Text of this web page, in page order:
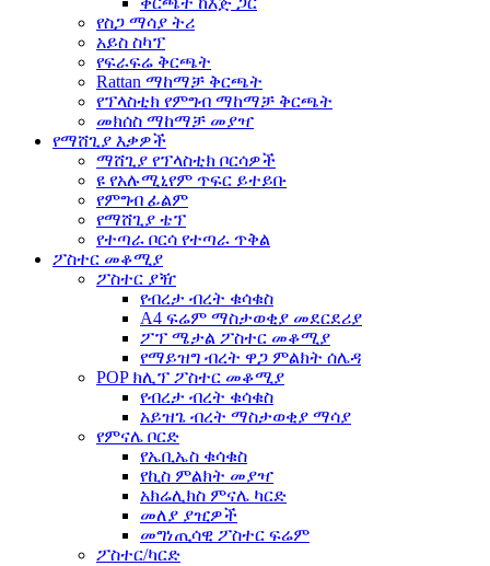
የስጋ ማሳያ ትሪ
አይስ ስካፕ
የፍራፍሬ ቅርጫት
Rattan ማከማቻ ቅርጫት
የፕላስቲክ የምግብ ማከማቻ ቅርጫት
መክሰስ ማከማቻ መያዣ
የማሸጊያ እቃዎች
ማሸጊያ የፕላስቲክ ቦርሳዎች
ዩ የአሉሚኒየም ጥፍር ይተይቡ
የምግብ ፊልም
የማሸጊያ ቴፕ
የተጣራ ቦርሳ የተጣራ ጥቅል
ፖስተር መቆሚያ
ፖስተር ያዥ
የብረታ ብረት ቁሳቁስ
A4 ፍሬም ማስታወቂያ መደርደሪያ
ፖፕ ሜታል ፖስተር መቆሚያ
የማይዝግ ብረት ዋጋ ምልክት ሰሌዳ
POP ክሊፕ ፖስተር መቆሚያ
የብረታ ብረት ቁሳቁስ
አይዝጌ ብረት ማስታወቂያ ማሳያ
የምናሌ ቦርድ
የኤቢኤስ ቁሳቁስ
የኪስ ምልክት መያዣ
አክሬሊክስ ምናሌ ካርድ
መለያ ያዢዎች
መግነጢሳዊ ፖስተር ፍሬም
ፖስተር/ካርድ